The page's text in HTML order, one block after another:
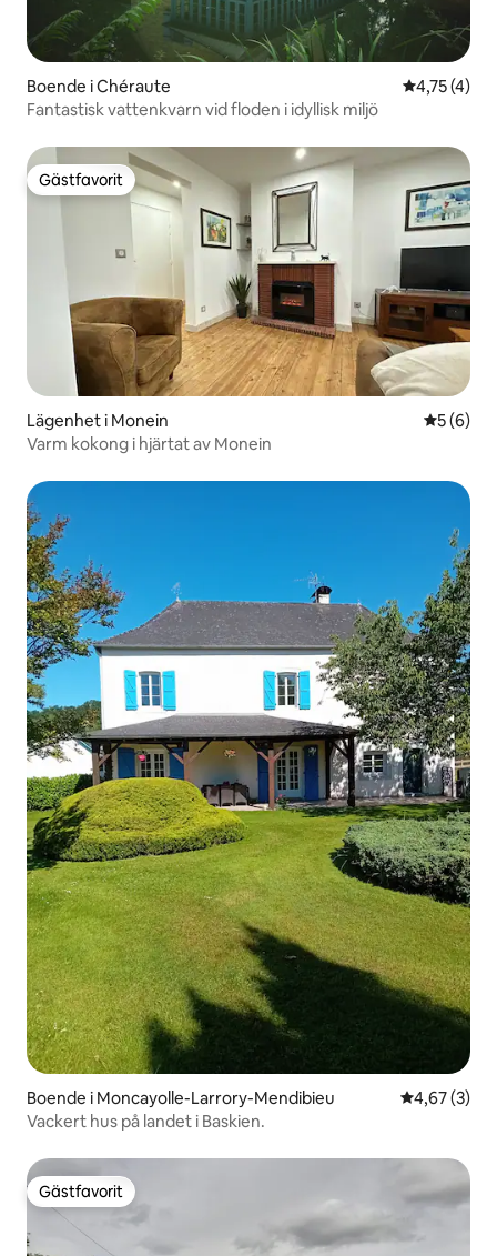
Boende i Chéraute 4,75 av 5 i
4,75 (4)
Fantastisk vattenkvarn vid floden i idyllisk miljö
Gästfavorit
Gästfavorit
Lägenhet i Monein 5 av 5 i
5 (6)
Varm kokong i hjärtat av Monein
Boende i Moncayolle-Larrory-Mendibieu 4,67 av 5 i
4,67 (3)
Vackert hus på landet i Baskien.
Gästfavorit
Gästfavorit